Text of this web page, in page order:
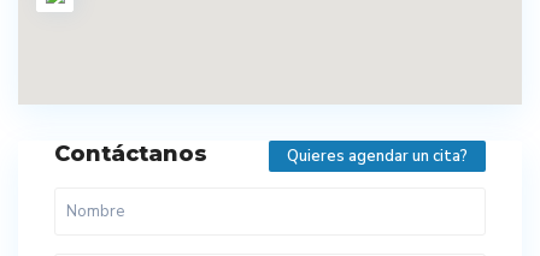
Contáctanos Quieres agendar un cita?